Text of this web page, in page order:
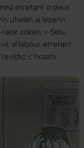
etretant o deus
uhelañ al lezenn
zoken. « Setu
al labour etretant
c’hoazh.